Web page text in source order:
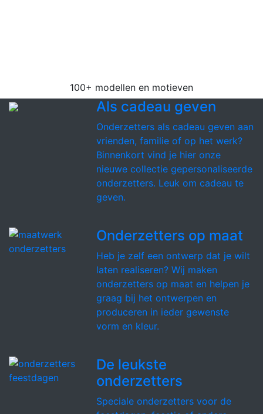
100+ modellen en motieven
Als cadeau geven
Onderzetters als cadeau geven aan
vrienden, familie of op het werk?
Binnenkort vind je hier onze
nieuwe collectie gepersonaliseerde
onderzetters. Leuk om cadeau te
geven.
Onderzetters op maat
Heb je zelf een ontwerp dat je wilt
laten realiseren? Wij maken
onderzetters op maat en helpen je
graag bij het ontwerpen en
produceren in ieder gewenste
vorm en kleur.
De leukste
onderzetters
Speciale onderzetters voor de